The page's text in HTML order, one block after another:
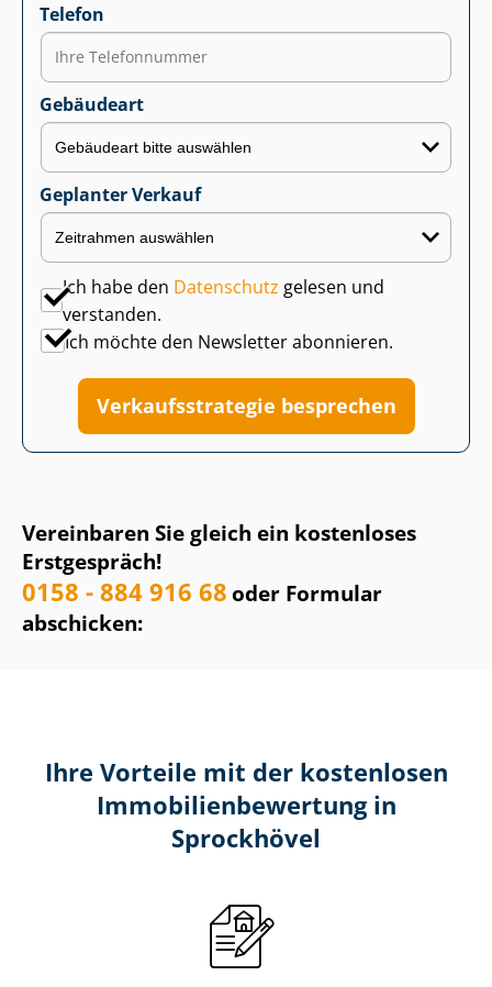
Vereinbaren Sie gleich ein kostenloses
Erstgespräch!
0158 - 884 916 68oder Formular
abschicken:
Telefon
Gebäudeart
Geplanter Verkauf
Ich habe den Datenschutz gelesen und
verstanden.
Ich möchte den Newsletter abonnieren.
Ver­kaufs­stra­te­gie besprechen
Ihre Vorteile mit der kostenlosen
Im­mo­bi­li­en­be­wer­tung in
Sprockhövel